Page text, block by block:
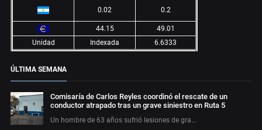
0.02 0.2
44.15
49.01
Unidad
Indexada 6.6333
ÚLTIMA SEMANA
Comisaría de Carlos Reyles coordinó el rescate de un
conductor atrapado tras un grave siniestro en Ruta 5
Un hombre de 63 años sufrió lesiones de gra…